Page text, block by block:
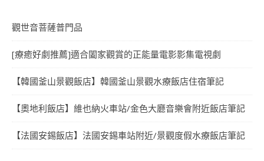
觀世音菩薩普門品
[療癒好劇推薦]適合闔家觀賞的正能量電影影集電視劇
【韓國釜山景觀飯店】韓國釜山景觀水療飯店住宿筆記
【奧地利飯店】維也納火車站/金色大廳音樂會附近飯店筆記
【法國安錫飯店】法國安錫車站附近/景觀度假水療飯店筆記